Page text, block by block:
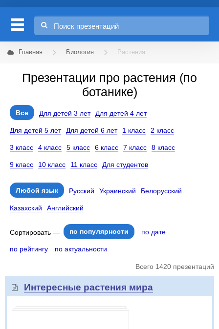
Главная Биология Растения
Презентации про растения (по
ботанике)
Все Для детей 3 лет Для детей 4 лет
Для детей 5 лет Для детей 6 лет 1 класс 2 класс
3 класс 4 класс 5 класс 6 класс 7 класс 8 класс
9 класс 10 класс 11 класс Для студентов
Любой язык Русский Украинский Белорусский
Казахский Английский
Сортировать — по популярности по дате
по рейтингу по актуальности
Всего 1420 презентаций
Интересные растения мира